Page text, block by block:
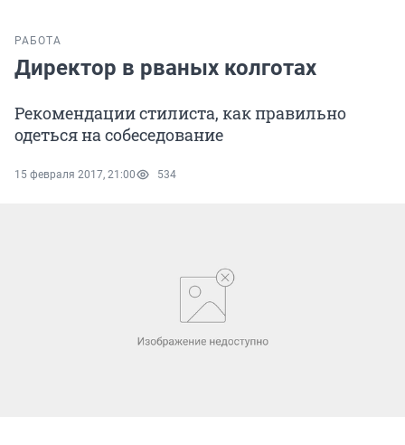
РАБОТА
Директор в рваных колготах
Рекомендации стилиста, как правильно
одеться на собеседование
15 февраля 2017, 21:00 534